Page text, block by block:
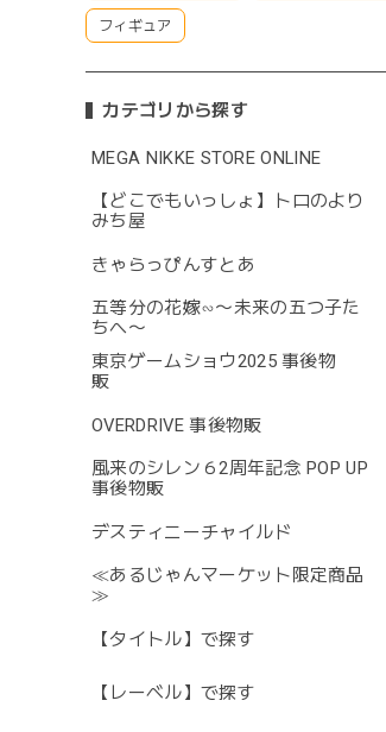
フィギュア
カテゴリから探す
MEGA NIKKE STORE ONLINE
【どこでもいっしょ】トロのより
みち屋
きゃらっぴんすとあ
五等分の花嫁∽〜未来の五つ子た
ちへ〜
東京ゲームショウ2025 事後物
販
OVERDRIVE 事後物販
風来のシレン６2周年記念 POP UP
事後物販
デスティニーチャイルド
≪あるじゃんマーケット限定商品
≫
【タイトル】で探す
【レーベル】で探す